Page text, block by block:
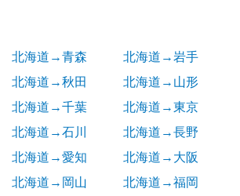
北海道→青森
北海道→岩手
北海道→秋田
北海道→山形
北海道→千葉
北海道→東京
北海道→石川
北海道→長野
北海道→愛知
北海道→大阪
北海道→岡山
北海道→福岡